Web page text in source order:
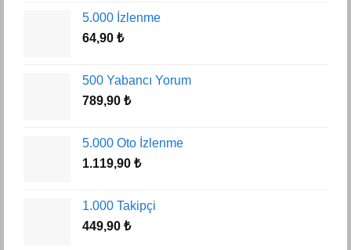
5.000 İzlenme
64,90 ₺
500 Yabancı Yorum
789,90 ₺
5.000 Oto İzlenme
1.119,90 ₺
1.000 Takipçi
449,90 ₺